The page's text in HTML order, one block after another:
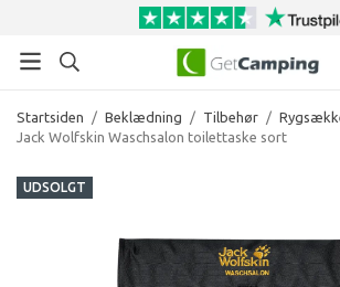
Startsiden / Beklædning / Tilbehør /
Jack Wolfskin Waschsalon toilettaske sort
UDSOLGT